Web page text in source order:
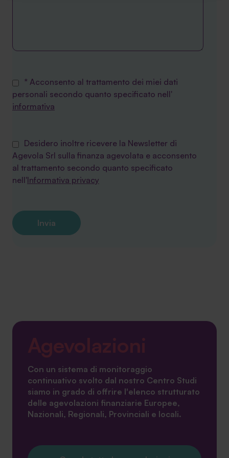
* Acconsento al trattamento dei miei dati
personali secondo quanto specificato nell'
informativa
Desidero inoltre ricevere la Newsletter di
Agevola Srl sulla finanza agevolata e acconsento
al trattamento secondo quanto specificato
nell'Informativa privacy
Agevolazioni
Con un sistema di monitoraggio
continuativo svolto dal nostro Centro Studi
siamo in grado di offrire l'elenco strutturato
delle agevolazioni finanziarie Europee,
Nazionali, Regionali, Provinciali e locali.